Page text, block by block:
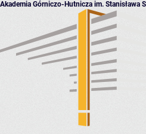
Akademia Górniczo-Hutnicza im. Stanisława